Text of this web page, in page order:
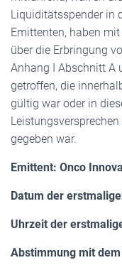
Liquiditätsspender in
Emittenten, haben
über die Erbringung
Anhang I Abschnitt A
getroffen, die
gültig war oder in
gegeben war.
Emittent: Onco
Datum der
Uhrzeit der
Abstimmung mit